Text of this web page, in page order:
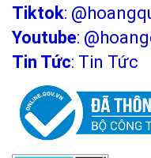
Tiktok:
Youtube:
Tin Tức: Tin Tức